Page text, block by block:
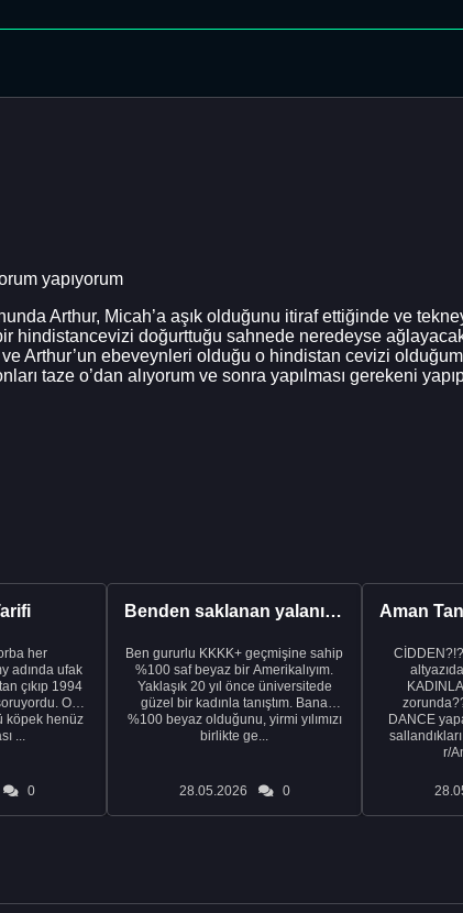
yapıyorum
Arthur, Micah’a aşık olduğunu itiraf ettiğinde ve
hindistancevizi doğurttuğu sahnede neredeyse
Arthur’un ebeveynleri olduğu o hindistan cevizi
taze o’dan alıyorum ve sonra yapılması gerekeni
adında ufak
çıkıp 1994
Ona
köpek henüz
...
0
Benden saklanan yalanı ortaya çıkardıktan sonra eşimden...
Ben gururlu KKKK+ geçmişine sahip
%100 saf beyaz bir Amerikalıyım.
Yaklaşık 20 yıl önce üniversitede
güzel bir kadınla tanıştım. Bana
%100 beyaz olduğunu, yirmi yılımızı
birlikte ge...
28.05.2026 0
DANCE
r/